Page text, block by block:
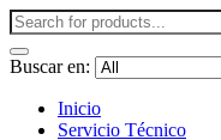
Buscar en:
Inicio
Servicio Técnico